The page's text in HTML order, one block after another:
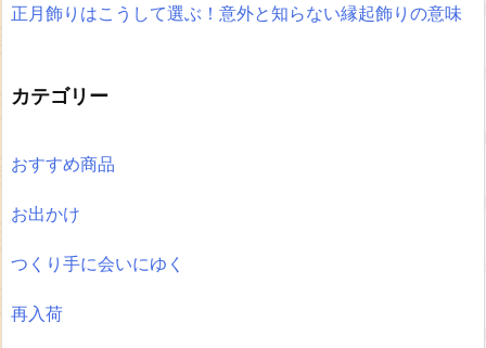
正月飾りはこうして選ぶ！意外と知らない縁起飾りの意味
カテゴリー
おすすめ商品
お出かけ
つくり手に会いにゆく
再入荷